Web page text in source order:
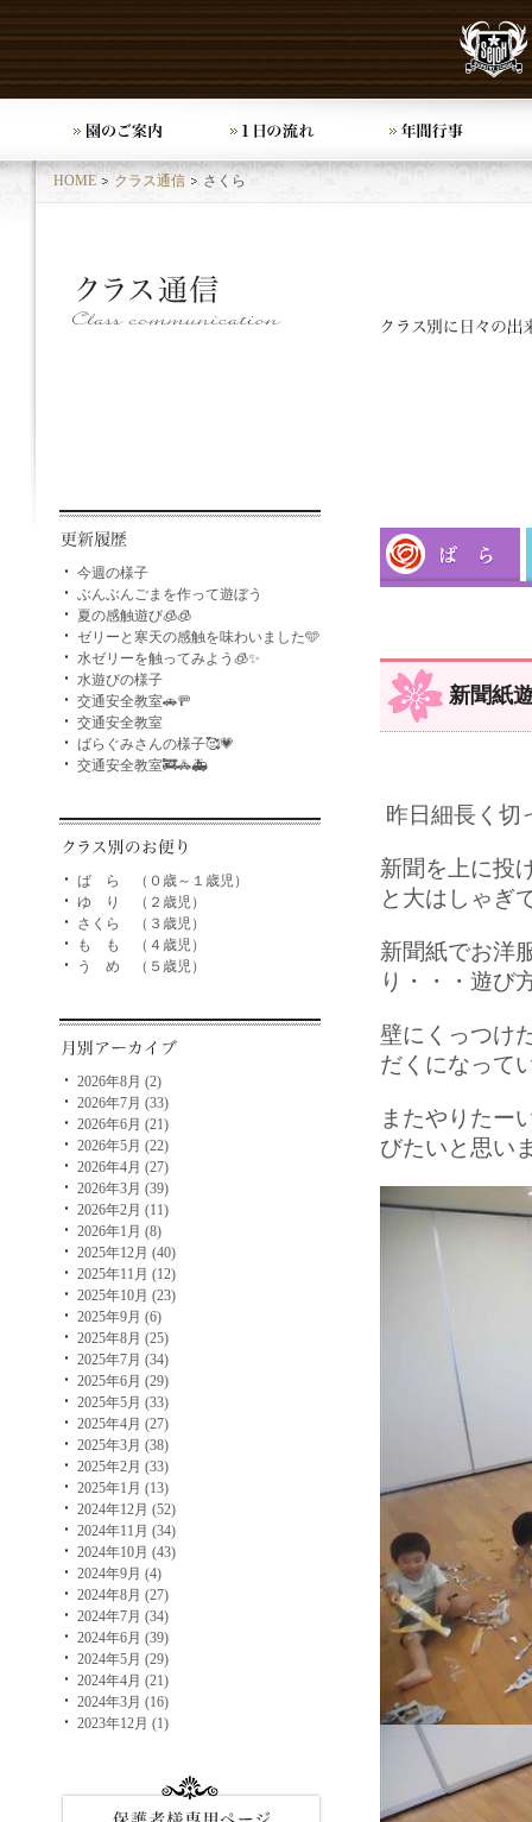
HOME クラス通信 さくら
今週の様子
ぶんぶんごまを作って遊ぼう
夏の感触遊び🧊🧊
ゼリーと寒天の感触を味わいました🩵
水ゼリーを触ってみよう🧊✨
水遊びの様子
交通安全教室🚗🚥
交通安全教室
ばらぐみさんの様子🥰💗
交通安全教室🚒🚓🚑
ば ら （０歳～１歳児）
ゆ り （２歳児）
さくら （３歳児）
も も （４歳児）
う め （５歳児）
2026年8月 (2)
2026年7月 (33)
2026年6月 (21)
2026年5月 (22)
2026年4月 (27)
2026年3月 (39)
2026年2月 (11)
2026年1月 (8)
2025年12月 (40)
2025年11月 (12)
2025年10月 (23)
2025年9月 (6)
2025年8月 (25)
2025年7月 (34)
2025年6月 (29)
2025年5月 (33)
2025年4月 (27)
2025年3月 (38)
2025年2月 (33)
2025年1月 (13)
2024年12月 (52)
2024年11月 (34)
2024年10月 (43)
2024年9月 (4)
2024年8月 (27)
2024年7月 (34)
2024年6月 (39)
2024年5月 (29)
2024年4月 (21)
2024年3月 (16)
2023年12月 (1)
新聞紙
昨日細長く切
新聞を上に投
と大はしゃぎ
新聞紙でお洋
り・・・遊び
壁にくっつけ
だくになって
またやりたー
びたいと思い